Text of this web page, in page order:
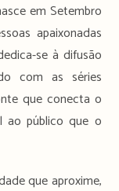
em Setembro
apaixonadas
se à difusão
com as séries
que conecta o
ao público que o
que aproxime,